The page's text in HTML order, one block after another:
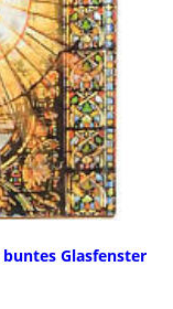
Glasfenster